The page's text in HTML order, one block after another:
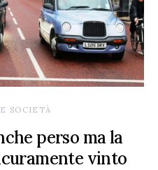
SOCIETÀ
perso ma la
vinto